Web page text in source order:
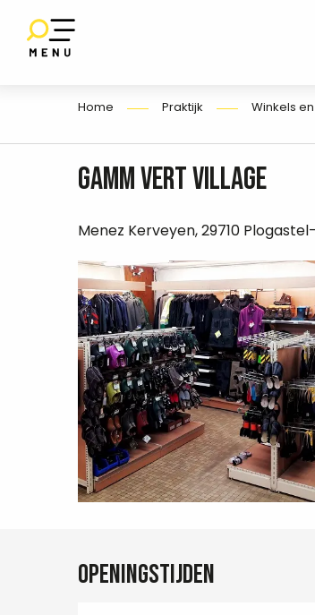
contenu
Home Praktijk Winkels
Gamm Vert Village
Menez Kerveyen, 29710
Openingstijden